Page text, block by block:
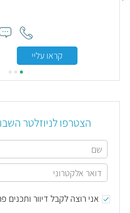
קראו עליי
הצטרפו לניוזלטר
אני רוצה לקבל דיוור ותכנים